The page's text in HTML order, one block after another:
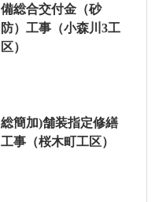
備総合交付金（砂
防）工事（小森川3工
区）
総簡加)舗装指定修繕
工事（桜木町工区）